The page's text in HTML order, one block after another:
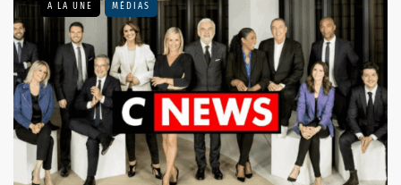
A LA UNE MÉDIAS